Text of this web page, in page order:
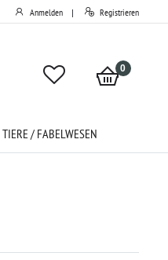
Anmelden | Registrieren
0
TIERE / FABELWESEN